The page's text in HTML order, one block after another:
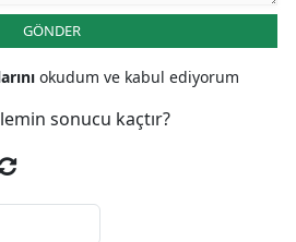
GÖNDER
okudum ve kabul ediyorum
sonucu kaçtır?